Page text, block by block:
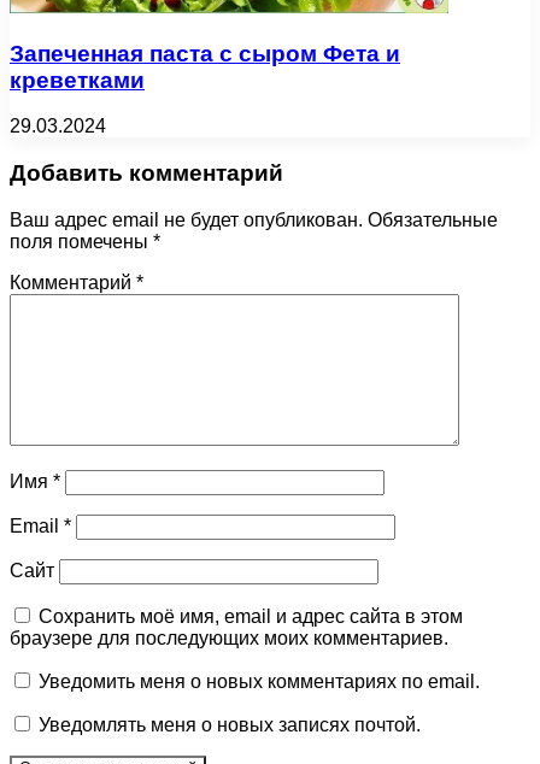
Запеченная паста с сыром Фета и
креветками
29.03.2024
Добавить комментарий
Ваш адрес email не будет опубликован. Обязательные
поля помечены *
Комментарий *
Имя *
Email *
Сайт
Сохранить моё имя, email и адрес сайта в этом
браузере для последующих моих комментариев.
Уведомить меня о новых комментариях по email.
Уведомлять меня о новых записях почтой.